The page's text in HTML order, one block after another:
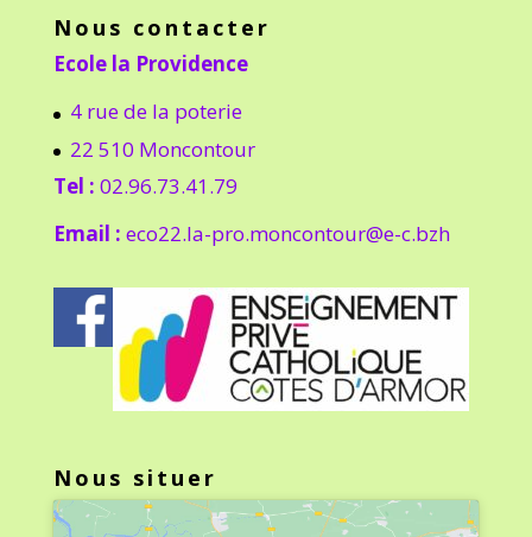
Nous contacter
Ecole la Providence
4 rue de la poterie
22 510 Moncontour
Tel : 02.96.73.41.79
Email : eco22.la-pro.moncontour@e-c.bzh
Nous situer